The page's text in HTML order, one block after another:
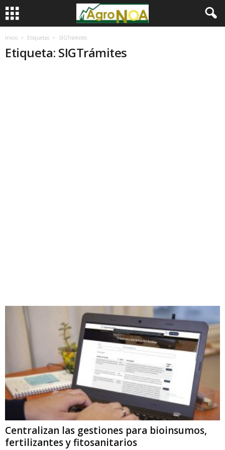
Inicio Etiquetas SIGTrámites
Etiqueta: SIGTrámites
Centralizan las gestiones para bioinsumos,
fertilizantes y fitosanitarios